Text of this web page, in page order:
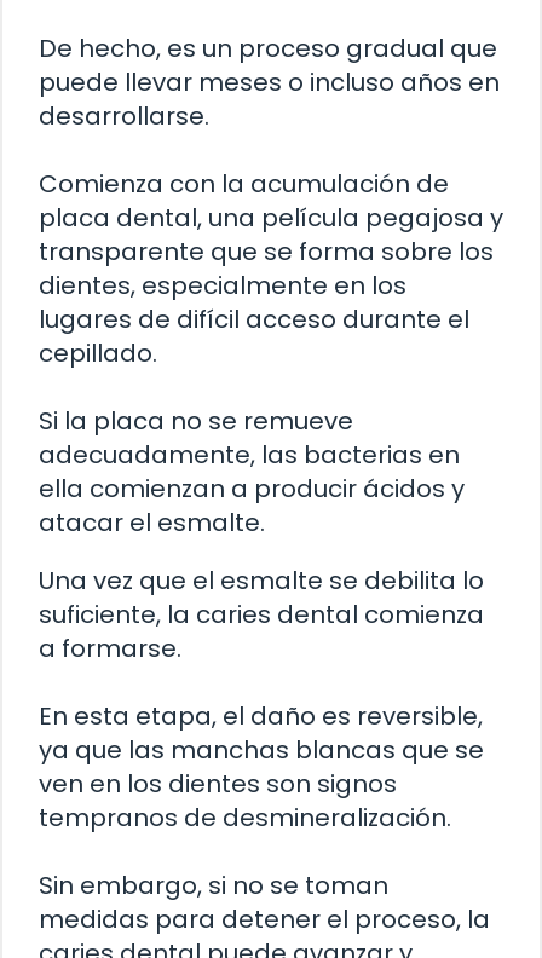
De hecho, es un proceso gradual que
puede llevar meses o incluso años en
desarrollarse.
Comienza con la acumulación de
placa dental, una película pegajosa y
transparente que se forma sobre los
dientes, especialmente en los
lugares de difícil acceso durante el
cepillado.
Si la placa no se remueve
adecuadamente, las bacterias en
ella comienzan a producir ácidos y
atacar el esmalte.
Una vez que el esmalte se debilita lo
suficiente, la caries dental comienza
a formarse.
En esta etapa, el daño es reversible,
ya que las manchas blancas que se
ven en los dientes son signos
tempranos de desmineralización.
Sin embargo, si no se toman
medidas para detener el proceso, la